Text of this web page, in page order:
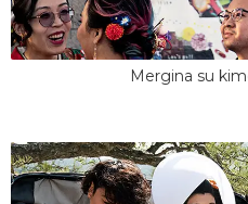
Mergina su